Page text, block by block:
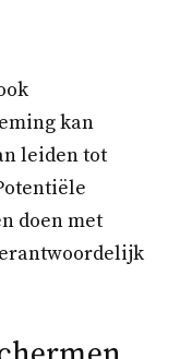
kan
leiden tot
doen met